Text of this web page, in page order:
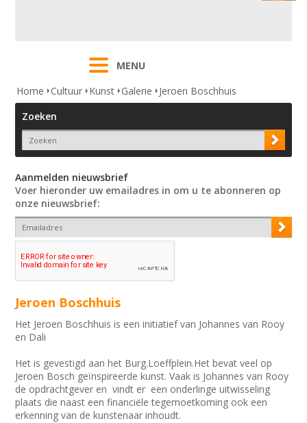
MENU
Home
Cultuur Kunst Galerie
Jeroen Boschhuis
Zoeken
Aanmelden nieuwsbrief
Voer hieronder uw emailadres in om u te abonneren op
onze nieuwsbrief:
Jeroen Boschhuis
Het Jeroen Boschhuis is een initiatief van Johannes van Rooy
en Dali
Het is gevestigd aan het Burg.Loeffplein.Het bevat veel op
Jeroen Bosch geïnspireerde kunst. Vaak is Johannes van Rooy
de opdrachtgever en vindt er een onderlinge uitwisseling
plaats die naast een financiële tegemoetkoming ook een
erkenning van de kunstenaar inhoudt.